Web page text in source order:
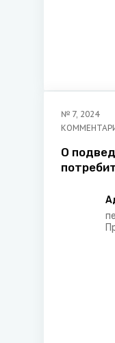
№ 7, 2024
О